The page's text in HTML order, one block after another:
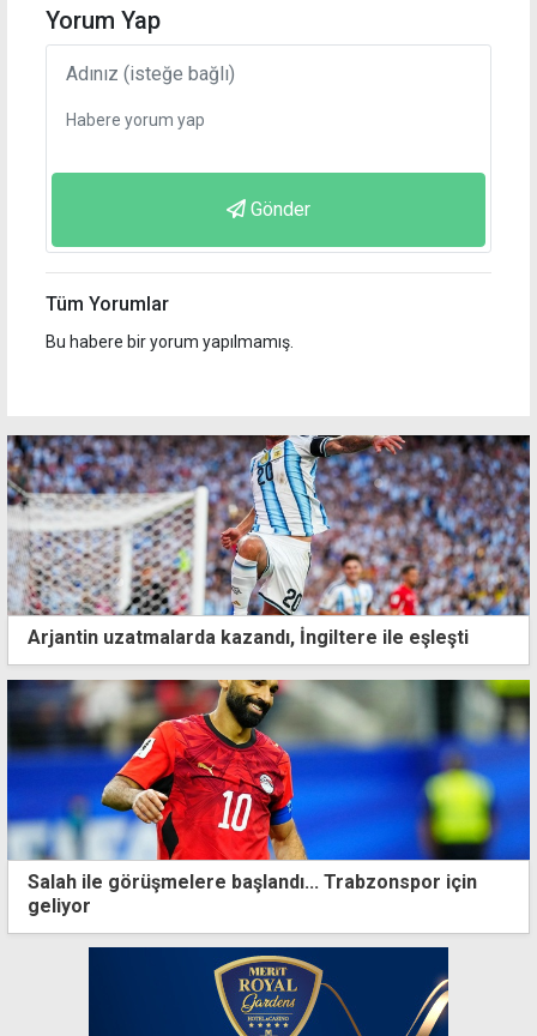
Yorum Yap
Gönder
Tüm Yorumlar
Bu habere bir yorum yapılmamış.
Arjantin uzatmalarda kazandı, İngiltere ile eşleşti
Salah ile görüşmelere başlandı... Trabzonspor için
geliyor